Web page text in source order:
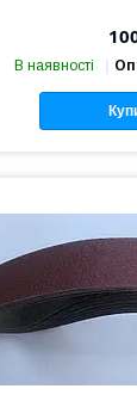
В наявності